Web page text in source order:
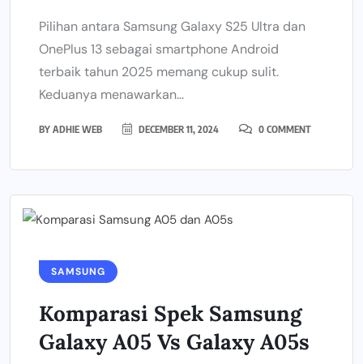
Pilihan antara Samsung Galaxy S25 Ultra dan
OnePlus 13 sebagai smartphone Android
terbaik tahun 2025 memang cukup sulit.
Keduanya menawarkan...
BY ADHIE WEB DECEMBER 11, 2024 0 COMMENT
SAMSUNG
Komparasi Spek Samsung
Galaxy A05 Vs Galaxy A05s